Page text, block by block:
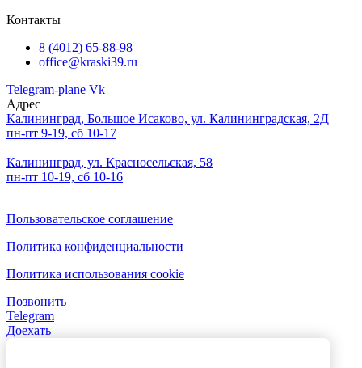
Контакты
8 (4012) 65-88-98
office@kraski39.ru
Telegram-plane Vk
Адрес
Калининград, Большое Исаково, ул. Калининградская, 2Д
пн-пт 9-19, сб 10-17
Калининград, ул. Красносельская, 58
пн-пт 10-19, сб 10-16
Пользовательское соглашение
Политика конфиденциальности
Политика использования cookie
Позвонить
Telegram
Доехать